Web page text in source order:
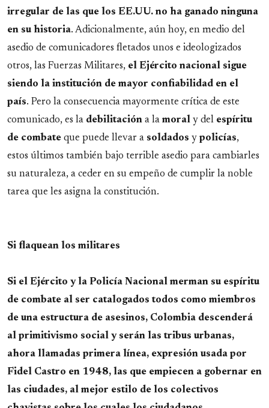
irregular de las que los EE.UU. no ha ganado ninguna
en su historia. Adicionalmente, aún hoy, en medio del
asedio de comunicadores fletados unos e ideologizados
otros, las Fuerzas Militares, el Ejército nacional sigue
siendo la institución de mayor confiabilidad en el
país. Pero la consecuencia mayormente crítica de este
comunicado, es la debilitación a la moral y del espíritu
de combate que puede llevar a soldados y policías,
estos últimos también bajo terrible asedio para cambiarles
su naturaleza, a ceder en su empeño de cumplir la noble
tarea que les asigna la constitución.
Si flaquean los militares
Si el Ejército y la Policía Nacional merman su espíritu
de combate al ser catalogados todos como miembros
de una estructura de asesinos, Colombia descenderá
al primitivismo social y serán las tribus urbanas,
ahora llamadas primera línea, expresión usada por
Fidel Castro en 1948, las que empiecen a gobernar en
las ciudades, al mejor estilo de los colectivos